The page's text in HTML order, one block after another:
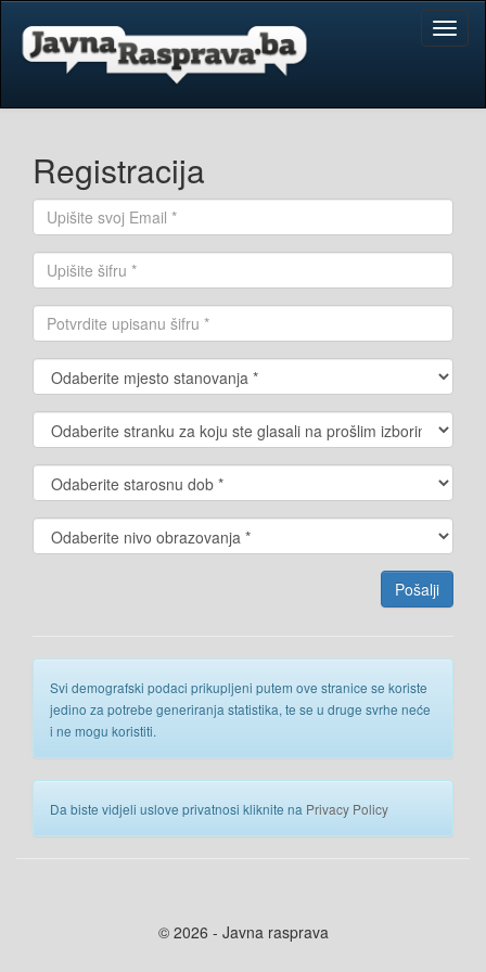
Registracija
Svi demografski podaci prikupljeni putem ove stranice se koriste
jedino za potrebe generiranja statistika, te se u druge svrhe neće
i ne mogu koristiti.
Da biste vidjeli uslove privatnosi kliknite na Privacy Policy
© 2026 - Javna rasprava